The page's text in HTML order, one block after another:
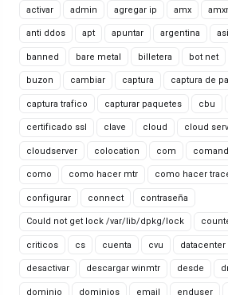
activar admin agregar ip amx
anti ddos apt apuntar argentina
banned bare metal billetera bot net
buzon cambiar captura captura de
captura trafico capturar paquetes cbu
certificado ssl clave cloud cloud
cloudserver colocation com
como como hacer mtr como hacer
configurar connect contraseña
Could not get lock /var/lib/dpkg/lock
criticos cs cuenta cvu datacenter
desactivar descargar winmtr desde
dominio dominios email enduser